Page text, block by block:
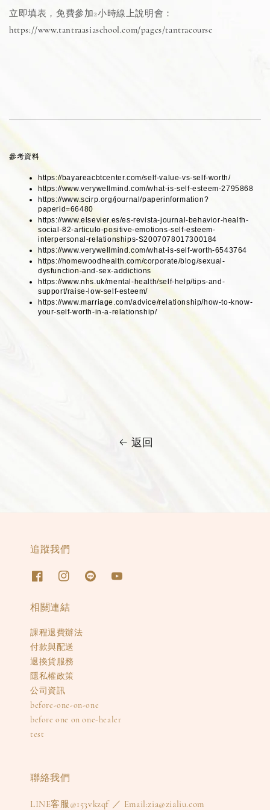
立即填表，免費參加2小時線上說明會：
https://www.tantraasiaschool.com/pages/tantracourse
參考資料
https://bayareacbtcenter.com/self-value-vs-self-worth/
https://www.verywellmind.com/what-is-self-esteem-2795868
https://www.scirp.org/journal/paperinformation?
paperid=66480
https://www.elsevier.es/es-revista-journal-behavior-health-
social-82-articulo-positive-emotions-self-esteem-
interpersonal-relationships-S2007078017300184
https://www.verywellmind.com/what-is-self-worth-6543764
https://homewoodhealth.com/corporate/blog/sexual-
dysfunction-and-sex-addictions
https://www.nhs.uk/mental-health/self-help/tips-and-
support/raise-low-self-esteem/
https://www.marriage.com/advice/relationship/how-to-know-
your-self-worth-in-a-relationship/
返回
追蹤我們
相關連結
課程退費辦法
付款與配送
退換貨服務
隱私權政策
公司資訊
before-one-on-one
before one on one-healer
test
聯絡我們
LINE客服@153vkzqf ／ Email:zia@zialiu.com